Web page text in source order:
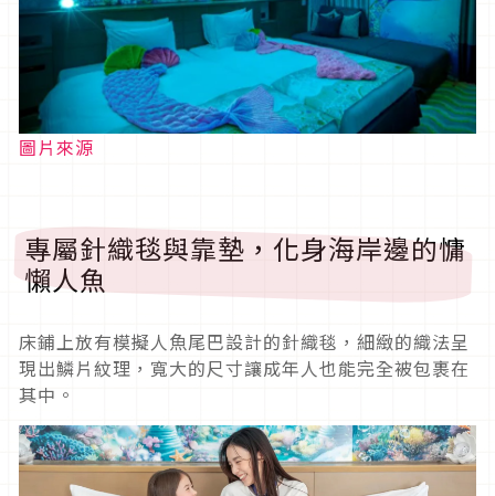
圖片來源
專屬針織毯與靠墊，化身海岸邊的慵
懶人魚
床鋪上放有模擬人魚尾巴設計的針織毯，細緻的織法呈
現出鱗片紋理，寬大的尺寸讓成年人也能完全被包裹在
其中。